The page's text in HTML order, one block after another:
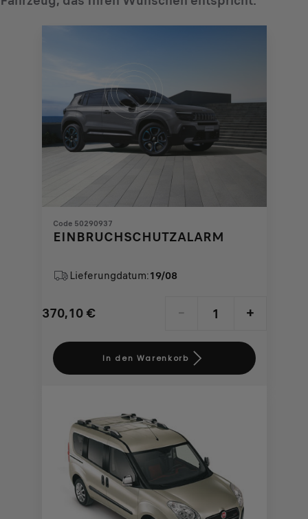
Code 50290937
EINBRUCHSCHUTZALARM
Lieferungdatum:19/08
370,10 €
Price
370,10
- +
Quantity
updated
In den Warenkorb